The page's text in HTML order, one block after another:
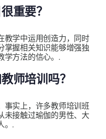
重要？
教学中运用创造力，同时
掌握相关知识能够增强独
学方法的信心。.
师培训吗？
事实上，许多教师培训班
未接触过瑜伽的男性、大
。.